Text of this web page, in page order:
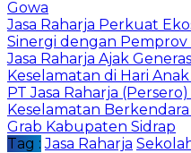
Gowa
Jasa Raharja Perkuat
Sinergi dengan Pemprov
Jasa Raharja Ajak
Keselamatan di Hari Anak
PT Jasa Raharja
Keselamatan
Grab Kabupaten Sidrap
Tag : Jasa Raharja